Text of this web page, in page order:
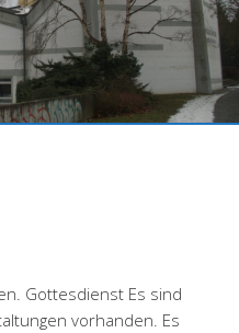
Gottesdienst Es sind
vorhanden. Es